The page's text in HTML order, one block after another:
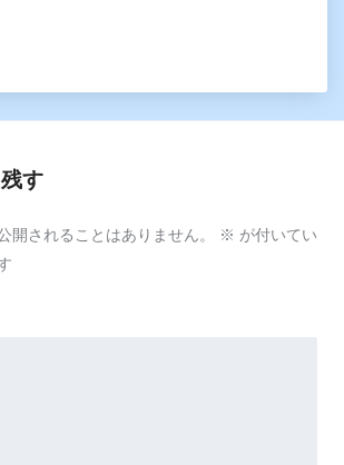
す
開されることはありません。 ※ が付いてい